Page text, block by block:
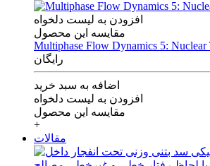
افزودن به لیست دلخواه
مقایسه این محصول
Multiphase Flow Dynamics 5:
رایگان
اضافه به سبد خرید
افزودن به لیست دلخواه
مقایسه این محصول
+
مقالات